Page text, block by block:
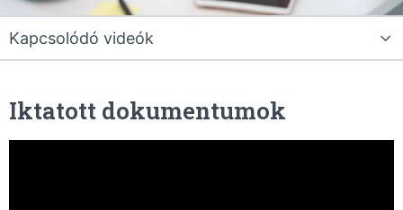
Kapcsolódó videók
Iktatott dokumentumok